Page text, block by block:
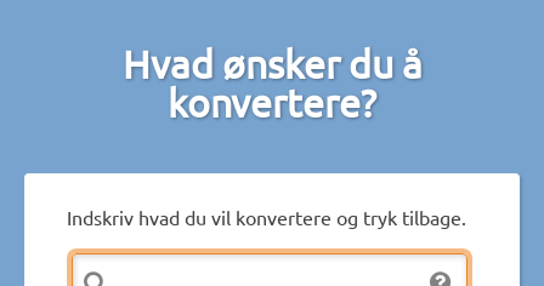
Hvad ønsker du å
konvertere?
Indskriv hvad du vil konvertere og tryk tilbage.